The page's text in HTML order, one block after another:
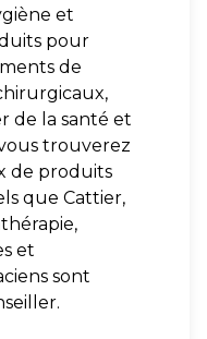
et
pour
de
de la santé et
trouverez
de produits
que Cattier,
et
sont